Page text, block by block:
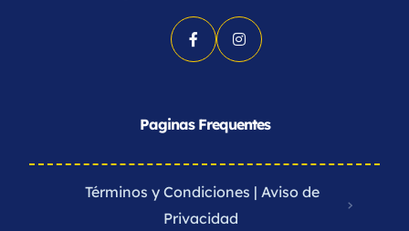
Paginas Frequentes
Términos y Condiciones | Aviso de
Privacidad ​